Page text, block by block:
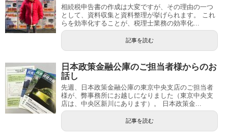
相続税申告書の作成は大変ですが、その理由の一つ
として、資料収集と資料整理が挙げられます。 これ
らを効率化することが、税理士業務の効率化...
記事を読む
日本政策金融公庫のご担当者様からのお
話し
先週、日本政策金融公庫の東京中央支店のご担当者
様が、弊事務所にお越しになりました（東京中央支
店は、中央区新川にあります）。 日本政策金...
記事を読む